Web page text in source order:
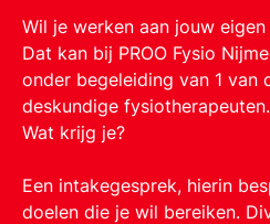
Wil je werken aan jouw
Dat kan bij PROO Fysio
onder begeleiding van 1 van
deskundige fysiotherapeuten.
Wat krijg je?
Een intakegesprek, hierin
doelen die je wil bereiken.